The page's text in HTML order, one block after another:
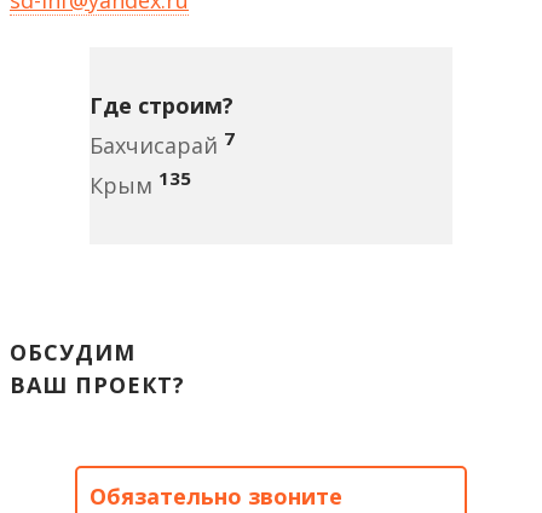
Где строим?
Бахчисарай 7
Крым 135
ОБСУДИМ
ВАШ ПРОЕКТ?
Обязательно звоните